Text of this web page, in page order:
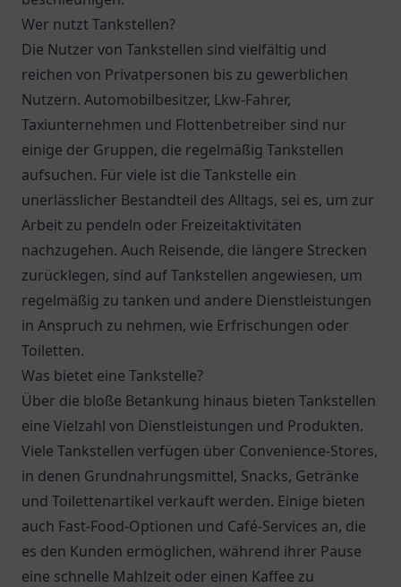
Wer nutzt Tankstellen?
Die Nutzer von Tankstellen sind vielfältig und
reichen von Privatpersonen bis zu gewerblichen
Nutzern. Automobilbesitzer, Lkw-Fahrer,
Taxiunternehmen und Flottenbetreiber sind nur
einige der Gruppen, die regelmäßig Tankstellen
aufsuchen. Für viele ist die Tankstelle ein
unerlässlicher Bestandteil des Alltags, sei es, um zur
Arbeit zu pendeln oder Freizeitaktivitäten
nachzugehen. Auch Reisende, die längere Strecken
zurücklegen, sind auf Tankstellen angewiesen, um
regelmäßig zu tanken und andere Dienstleistungen
in Anspruch zu nehmen, wie Erfrischungen oder
Toiletten.
Was bietet eine Tankstelle?
Über die bloße Betankung hinaus bieten Tankstellen
eine Vielzahl von Dienstleistungen und Produkten.
Viele Tankstellen verfügen über Convenience-Stores,
in denen Grundnahrungsmittel, Snacks, Getränke
und Toilettenartikel verkauft werden. Einige bieten
auch Fast-Food-Optionen und Café-Services an, die
es den Kunden ermöglichen, während ihrer Pause
eine schnelle Mahlzeit oder einen Kaffee zu